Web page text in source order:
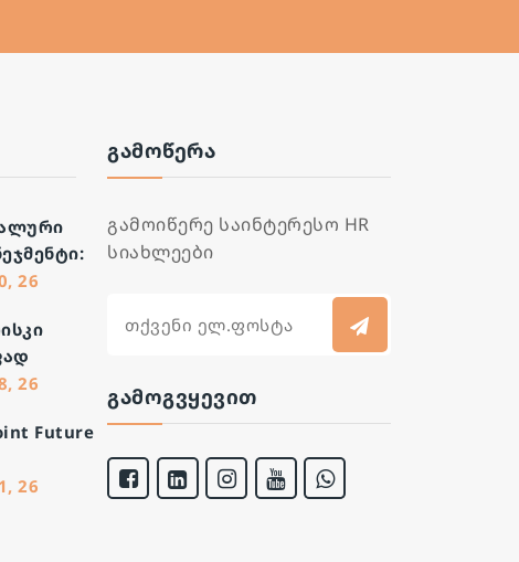
26
26
Future
-
26
ᲒᲐᲛᲝᲬᲔᲠᲐ
გამოიწერე საინტერესო HR
სიახლეები
ᲒᲐᲛᲝᲒᲕᲧᲔᲕᲘᲗ